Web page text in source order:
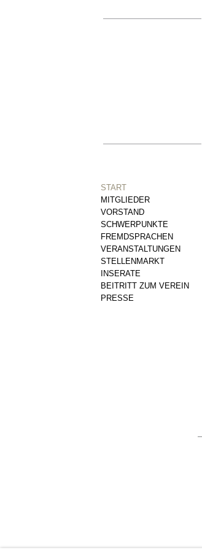
START
MITGLIEDER
VORSTAND
SCHWERPUNKTE
FREMDSPRACHEN
VERANSTALTUNGEN
STELLENMARKT
INSERATE
BEITRITT ZUM VEREIN
PRESSE